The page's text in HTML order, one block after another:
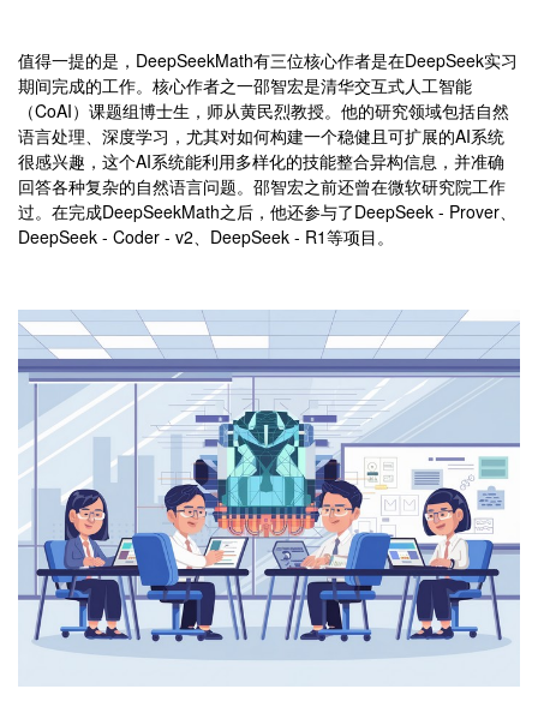
值得一提的是，DeepSeekMath有三位核心作者是在DeepSeek实习
期间完成的工作。核心作者之一邵智宏是清华交互式人工智能
（CoAI）课题组博士生，师从黄民烈教授。他的研究领域包括自然
语言处理、深度学习，尤其对如何构建一个稳健且可扩展的AI系统
很感兴趣，这个AI系统能利用多样化的技能整合异构信息，并准确
回答各种复杂的自然语言问题。邵智宏之前还曾在微软研究院工作
过。在完成DeepSeekMath之后，他还参与了DeepSeek - Prover、
DeepSeek - Coder - v2、DeepSeek - R1等项目。